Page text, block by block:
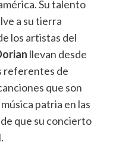
Su talento
a su tierra
los artistas del
llevan desde
referentes de
que son
patria en las
que su concierto